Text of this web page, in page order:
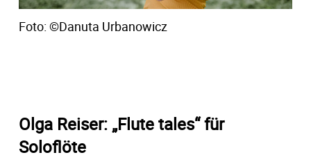
Foto: ©Danuta Urbanowicz
Olga Reiser: „Flute tales“ für
Soloflöte